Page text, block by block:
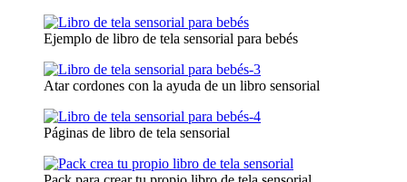
Ejemplo de libro de tela sensorial para bebés
Atar cordones con la ayuda de un libro sensorial
Páginas de libro de tela sensorial